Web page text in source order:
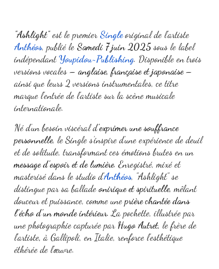
"Ashlight"est le premier Singleoriginal de l’artiste
Anthéos, publié le Samedi 7 juin 2025 sous le label
indépendantYoupidou~Publishing. Disponible en trois
versions vocales –anglaise, française et japonaise–
ainsi que leurs 2 versions instrumentales, ce titre
marque l’entrée de l’artiste sur la scène musicale
internationale.
Né d’un besoin viscéral d’exprimer une souffrance
personnelle, le Single s’inspire d’une expérience de deuil
et de solitude, transformant ces émotions brutes en un
message d’espoir et de lumière. Enregistré, mixé et
masterisé dans le studio d'Anthéos, "Ashlight"se
distingue par sa balladeonirique et spirituelle, mêlant
douceur et puissance, comme uneprière chantée dans
l’écho d’un monde intérieur. La pochette, illustrée par
une photographie capturée par Hugo Autret,le frère de
l'artiste, à Gallipoli, en Italie, renforce l’esthétique
éthérée de l’œuvre.